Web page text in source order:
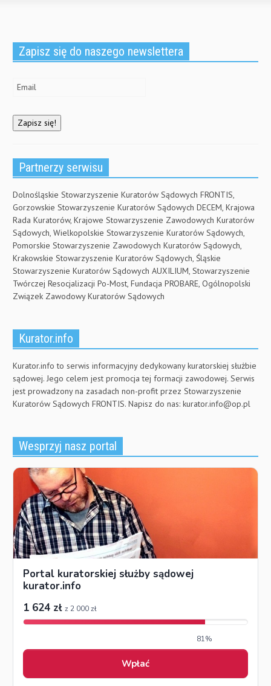
Zapisz się do naszego newslettera
Partnerzy serwisu
Dolnośląskie Stowarzyszenie Kuratorów Sądowych FRONTIS,
Gorzowskie Stowarzyszenie Kuratorów Sądowych DECEM, Krajowa
Rada Kuratorów, Krajowe Stowarzyszenie Zawodowych Kuratorów
Sądowych, Wielkopolskie Stowarzyszenie Kuratorów Sądowych,
Pomorskie Stowarzyszenie Zawodowych Kuratorów Sądowych,
Krakowskie Stowarzyszenie Kuratorów Sądowych, Śląskie
Stowarzyszenie Kuratorów Sądowych AUXILIUM, Stowarzyszenie
Twórczej Resocjalizacji Po-Most, Fundacja PROBARE, Ogólnopolski
Związek Zawodowy Kuratorów Sądowych
Kurator.info
Kurator.info to serwis informacyjny dedykowany kuratorskiej służbie
sądowej. Jego celem jest promocja tej formacji zawodowej. Serwis
jest prowadzony na zasadach non-profit przez Stowarzyszenie
Kuratorów Sądowych FRONTIS. Napisz do nas: kurator.info@op.pl
Wesprzyj nasz portal